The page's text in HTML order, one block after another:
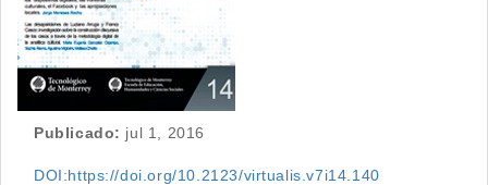
Publicado: jul 1, 2016
DOI:https://doi.org/10.2123/virtualis.v7i14.140